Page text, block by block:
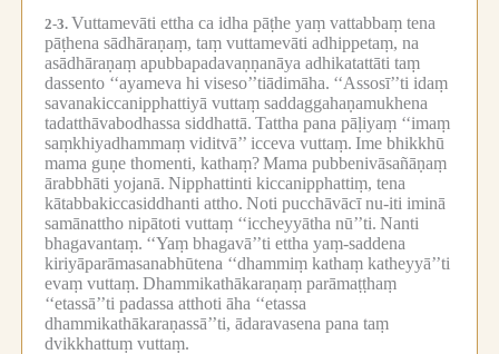
2-3. Vuttamevāti ettha ca idha pāṭhe yaṃ vattabbaṃ tena
pāṭhena sādhāraṇaṃ, taṃ vuttamevāti adhippetaṃ, na
asādhāraṇaṃ apubbapadavaṇṇanāya adhikatattāti taṃ
dassento ‘‘ayameva hi viseso’’tiādimāha. ‘‘Assosī’’ti idaṃ
savanakiccanipphattiyā vuttaṃ saddaggahaṇamukhena
tadatthāvabodhassa siddhattā. Tattha pana pāḷiyaṃ ‘‘imaṃ
saṃkhiyadhammaṃ viditvā’’ icceva vuttaṃ. Ime bhikkhū
mama guṇe thomenti, kathaṃ?Mama pubbenivāsañāṇaṃ
ārabbhāti yojanā. Nipphattinti kiccanipphattiṃ, tena
kātabbakiccasiddhanti attho. Noti pucchāvācī nu-iti iminā
samānattho nipātoti vuttaṃ ‘‘iccheyyātha nū’’ti. Nanti
bhagavantaṃ. ‘‘Yaṃ bhagavā’’ti ettha yaṃ-saddena
kiriyāparāmasanabhūtena ‘‘dhammiṃ kathaṃ katheyyā’’ti
evaṃ vuttaṃ. Dhammikathākaraṇaṃ parāmaṭṭhaṃ
‘‘etassā’’ti padassa atthoti āha ‘‘etassa
dhammikathākaraṇassā’’ti, ādaravasena pana taṃ
dvikkhattuṃ vuttaṃ.